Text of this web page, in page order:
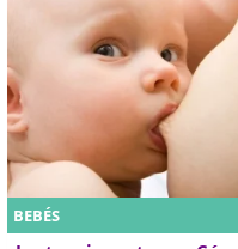
BEBÉS